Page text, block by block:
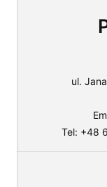
ul.
Tel: +48